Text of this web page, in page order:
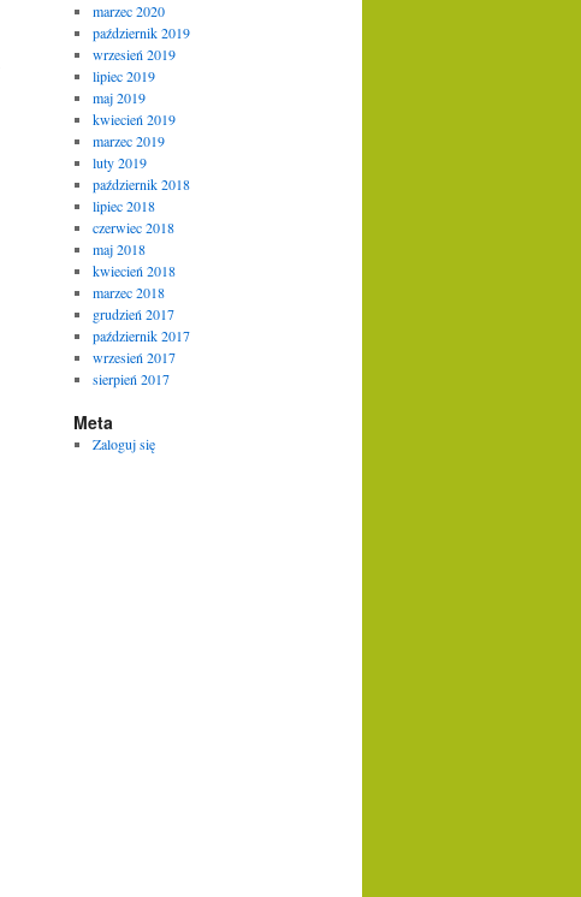
marzec 2020
październik 2019
wrzesień 2019
lipiec 2019
maj 2019
kwiecień 2019
marzec 2019
luty 2019
październik 2018
lipiec 2018
czerwiec 2018
maj 2018
kwiecień 2018
marzec 2018
grudzień 2017
październik 2017
wrzesień 2017
sierpień 2017
Meta
Zaloguj się